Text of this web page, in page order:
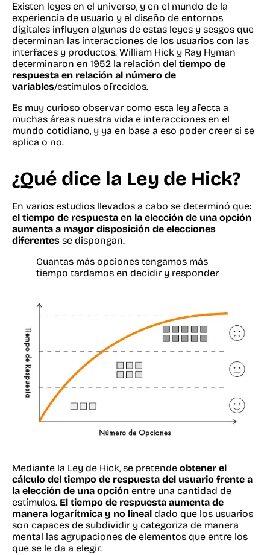
Existen leyes en el universo, y en el mundo de la
experiencia de usuario y el diseño de entornos
digitales influyen algunas de estas leyes y sesgos que
determinan las interacciones de los usuarios con las
interfaces y productos. William Hick y Ray Hyman
determinaron en 1952 la relación del tiempo de
respuesta en relación al número de
variables/estímulos ofrecidos.
Es muy curioso observar como esta ley afecta a
muchas áreas nuestra vida e interacciones en el
mundo cotidiano, y ya en base a eso poder creer si se
aplica o no.
¿Qué dice la Ley de Hick?
En varios estudios llevados a cabo se determinó que:
el tiempo de respuesta en la elección de una opción
aumenta a mayor disposición de elecciones
diferentes se dispongan.
Cuantas más opciones tengamos más
tiempo tardamos en decidir y responder
Mediante la Ley de Hick, se pretende obtener el
cálculo del tiempo de respuesta del usuario frente a
la elección de una opción entre una cantidad de
estímulos. El tiempo de respuesta aumenta de
manera logarítmica y no lineal dado que los usuarios
son capaces de subdividir y categoriza de manera
mental las agrupaciones de elementos que entre los
que se le da a elegir.